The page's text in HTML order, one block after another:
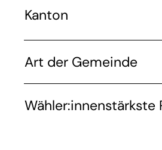
Kanton
Art der Gemeinde